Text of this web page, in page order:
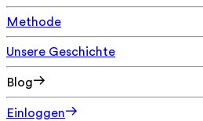
Methode
Unsere Geschichte
Blog
Einloggen